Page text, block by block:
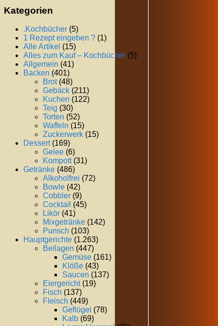
Kategorien
.Kochbücher (5)
1 Rezept eingeben ? (1)
Alle Artikel (15)
Alles zum Kauf – Kochbücher (5)
Allgemein (41)
Backen (401)
Brot(48)
Gebäck (211)
Kuchen (122)
Teig (30)
Torten (52)
Waffeln (15)
Zuckerwerk (15)
Dessert(169)
Gelee (6)
Kompott(31)
Getränke (486)
Alkoholfrei (72)
Bowle (42)
Cobbler (9)
Cocktail (45)
Likör (41)
Mixgetränke (142)
Punsch (103)
Hauptgerichte (1.263)
Beilagen (447)
Gemüse (161)
Klöße (43)
Saucen (137)
Eiergericht(19)
Fisch (137)
Fleisch (449)
Geflügel (78)
Kalb (69)